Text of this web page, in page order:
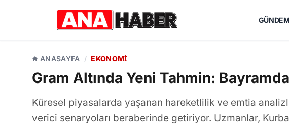
ANASAYFA / EKONOMI
Gram Altında Yeni Tahmin:
Küresel piyasalarda yaşanan hareketlilik ve emtia
verici senaryoları beraberinde getiriyor. Uzmanlar,